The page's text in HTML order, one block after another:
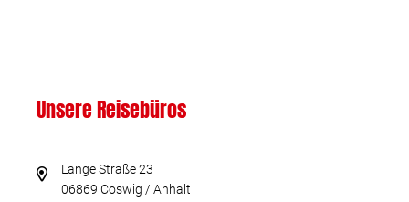
Unsere Reisebüros
Lange Straße 23
06869 Coswig / Anhalt